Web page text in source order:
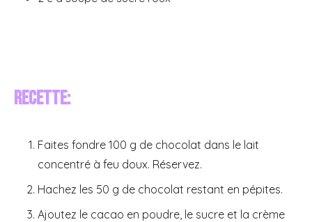
Recette:
Faites fondre 100 g de chocolat dans le lait
concentré à feu doux. Réservez.
Hachez les 50 g de chocolat restant en pépites.
Ajoutez le cacao en poudre, le sucre et la crème